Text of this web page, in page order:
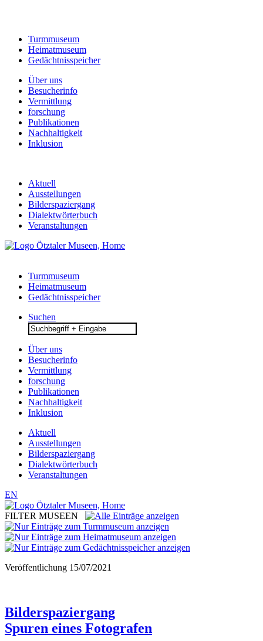
Turmmuseum
Heimatmuseum
Gedächtnisspeicher
Über uns
Besucherinfo
Vermittlung
forschung
Publikationen
Nachhaltigkeit
Inklusion
Aktuell
Ausstellungen
Bilderspaziergang
Dialektwörterbuch
Veranstaltungen
Turmmuseum
Heimatmuseum
Gedächtnisspeicher
Suchen
Search
for:
Über uns
Besucherinfo
Vermittlung
forschung
Publikationen
Nachhaltigkeit
Inklusion
Aktuell
Ausstellungen
Bilderspaziergang
Dialektwörterbuch
Veranstaltungen
EN
FILTER MUSEEN
Veröffentlichung 15/07/2021
Bilderspaziergang
Spuren eines Fotografen